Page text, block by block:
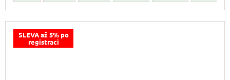
SLEVA až 5% po
registraci